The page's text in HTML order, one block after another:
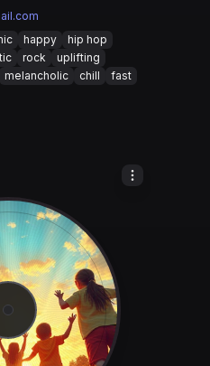
happy
hip hop
rock
uplifting
melancholic chill
fast